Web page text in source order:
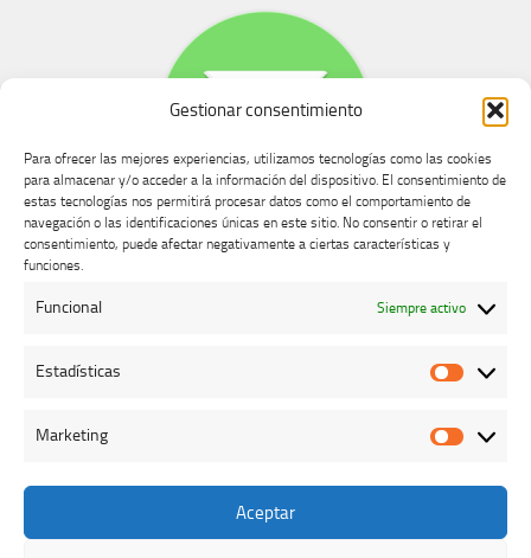
Gestionar consentimiento
Para ofrecer las mejores experiencias, utilizamos tecnologías como las cookies
para almacenar y/o acceder a la información del dispositivo. El consentimiento de
estas tecnologías nos permitirá procesar datos como el comportamiento de
navegación o las identificaciones únicas en este sitio. No consentir o retirar el
consentimiento, puede afectar negativamente a ciertas características y
funciones.
Funcional Siempre activo
Estadísticas
Marketing
Aceptar
Buzón de dudas, quejas y sugerencias
Colegio Oficial de Veterinarios de Cáceres © 2026. Todos los